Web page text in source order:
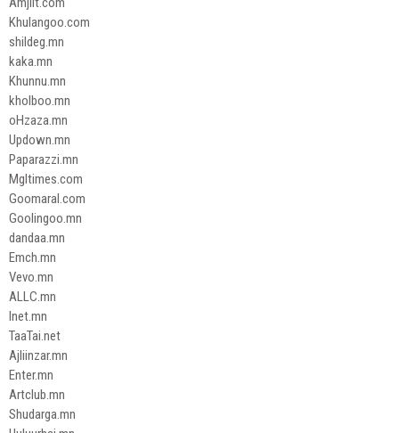
Khulangoo.com
shildeg.mn
kaka.mn
Khunnu.mn
kholboo.mn
oHzaza.mn
Updown.mn
Paparazzi.mn
Mgltimes.com
Goomaral.com
Goolingoo.mn
dandaa.mn
Emch.mn
Vevo.mn
ALLC.mn
Inet.mn
TaaTai.net
Ajliinzar.mn
Enter.mn
Artclub.mn
Shudarga.mn